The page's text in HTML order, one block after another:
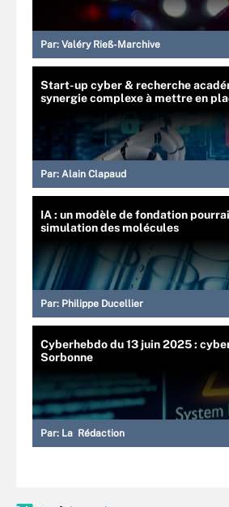
Par: Valéry Rieß-Marchive
Start-up cyber & recherche
synergie complexe à mettre en
Par: Alain Clapaud
IA : un modèle de fondation
simulation des molécules
Par: Philippe Ducellier
Cyberhebdo du 13 juin 2025 :
Sorbonne
Par: La Rédaction